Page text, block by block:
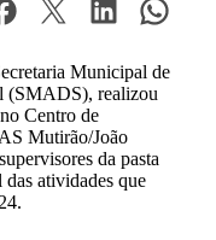
Municipal de
(SMADS), realizou
Centro de
Mutirão/João
da pasta
das atividades que